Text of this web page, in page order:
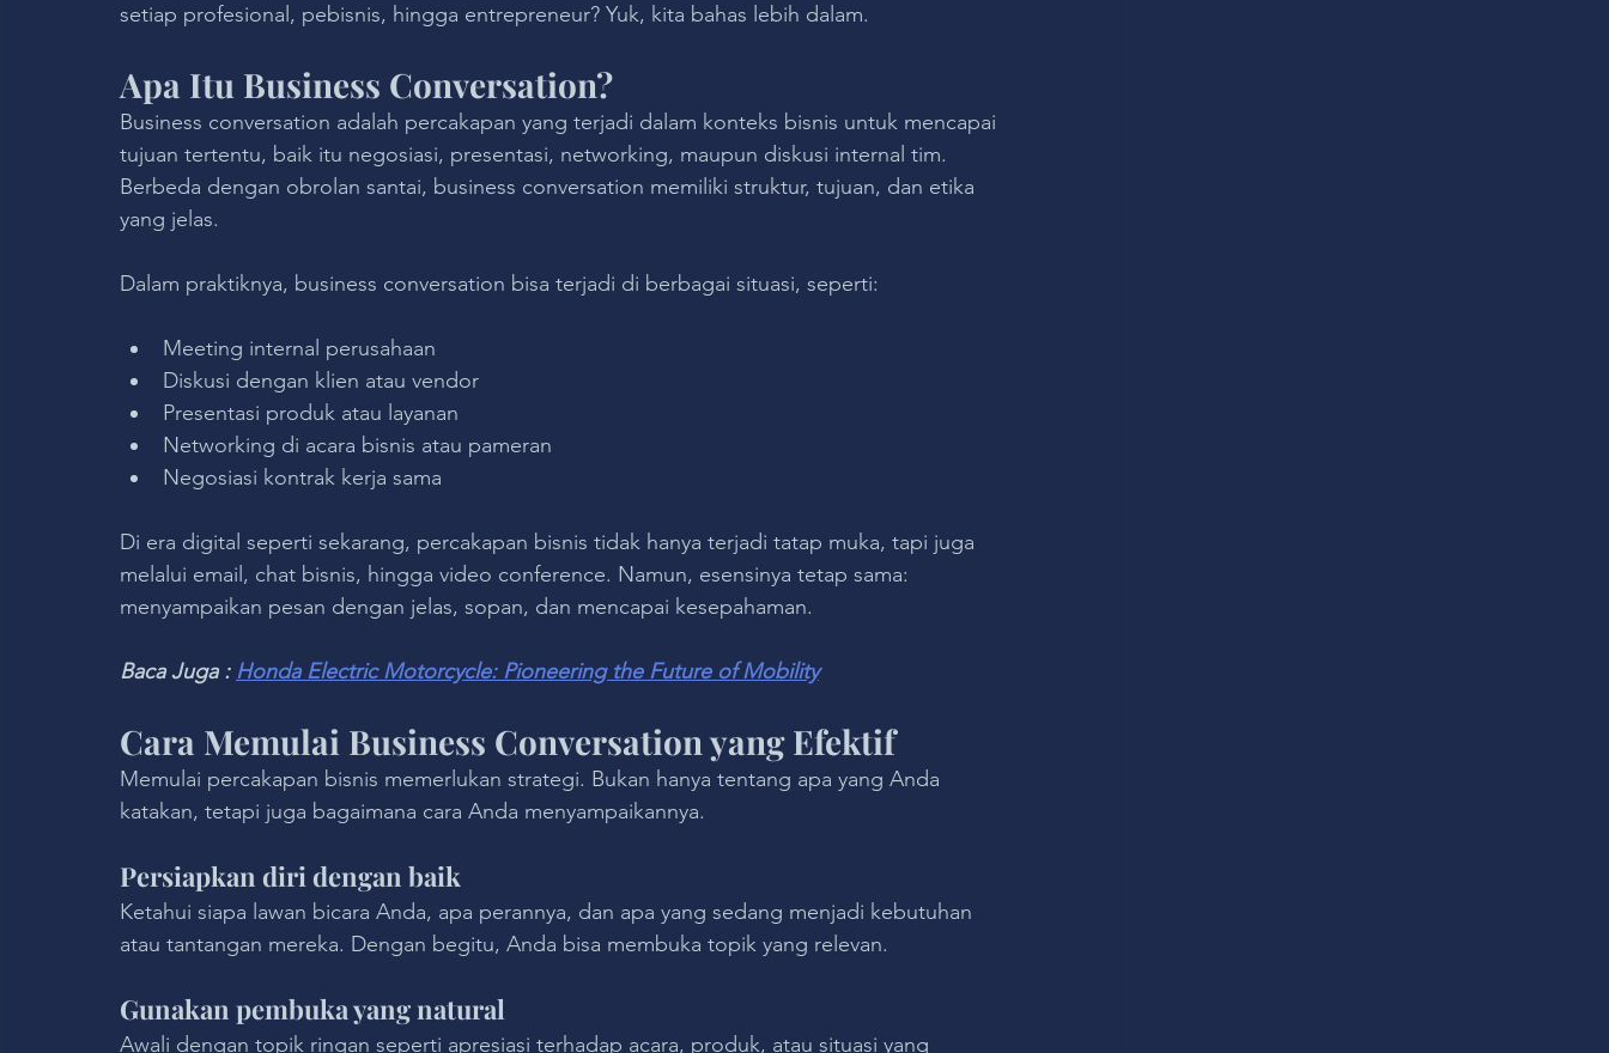
setiap profesional, pebisnis, hingga entrepreneur? Yuk, kita bahas lebih dalam.
Apa Itu Business Conversation?
Business conversation adalah percakapan yang terjadi dalam konteks bisnis untuk mencapai
tujuan tertentu, baik itu negosiasi, presentasi, networking, maupun diskusi internal tim.
Berbeda dengan obrolan santai, business conversation memiliki struktur, tujuan, dan etika
yang jelas.
Dalam praktiknya, business conversation bisa terjadi di berbagai situasi, seperti:
Meeting internal perusahaan
Diskusi dengan klien atau vendor
Presentasi produk atau layanan
Networking di acara bisnis atau pameran
Negosiasi kontrak kerja sama
Di era digital seperti sekarang, percakapan bisnis tidak hanya terjadi tatap muka, tapi juga
melalui email, chat bisnis, hingga video conference. Namun, esensinya tetap sama:
menyampaikan pesan dengan jelas, sopan, dan mencapai kesepahaman.
Baca Juga : Honda Electric Motorcycle: Pioneering the Future of Mobility
Cara Memulai Business Conversation yang Efektif
Memulai percakapan bisnis memerlukan strategi. Bukan hanya tentang apa yang Anda
katakan, tetapi juga bagaimana cara Anda menyampaikannya.
Persiapkan diri dengan baik
Ketahui siapa lawan bicara Anda, apa perannya, dan apa yang sedang menjadi kebutuhan
atau tantangan mereka. Dengan begitu, Anda bisa membuka topik yang relevan.
Gunakan pembuka yang natural
Awali dengan topik ringan seperti apresiasi terhadap acara, produk, atau situasi yang